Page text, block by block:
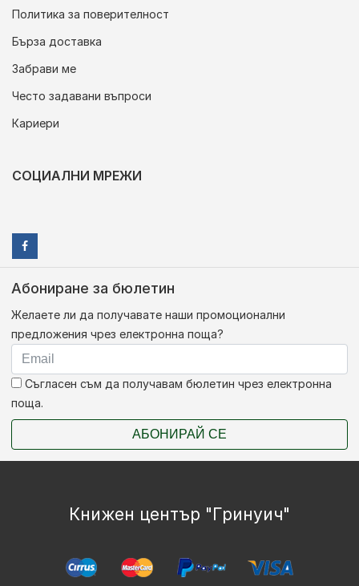
Политика за поверителност
Бърза доставка
Забрави ме
Често задавани въпроси
Кариери
СОЦИАЛНИ МРЕЖИ
Абониране за бюлетин
Желаете ли да получавате наши промоционални
предложения чрез електронна поща?
Съгласен съм да получавам бюлетин чрез електронна
поща.
АБОНИРАЙ СЕ
Книжен център "Гринуич"